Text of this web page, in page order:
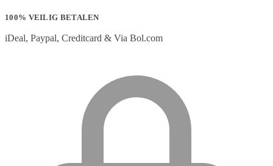
100% VEILIG BETALEN
iDeal, Paypal, Creditcard & Via Bol.com